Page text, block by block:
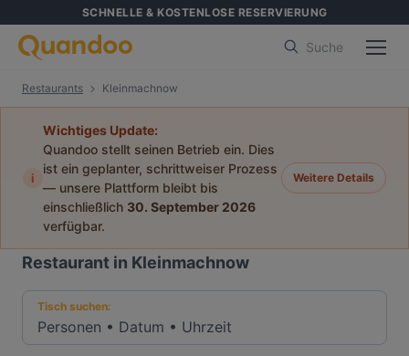
SCHNELLE & KOSTENLOSE RESERVIERUNG
Suche
Restaurants Kleinmachnow
i
Wichtiges Update:
Quandoo stellt seinen Betrieb ein. Dies
ist ein geplanter, schrittweiser Prozess
— unsere Plattform bleibt bis
einschließlich 30. September 2026
verfügbar.
Weitere Details
Restaurant in Kleinmachnow
Tisch suchen:
Personen • Datum • Uhrzeit